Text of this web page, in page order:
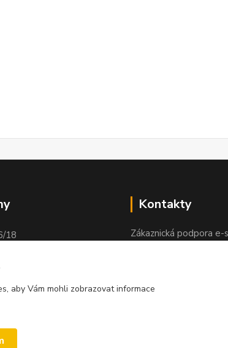
18
Kontakty
Zákaznická podpora e-
aby Vám mohli zobrazovat informace